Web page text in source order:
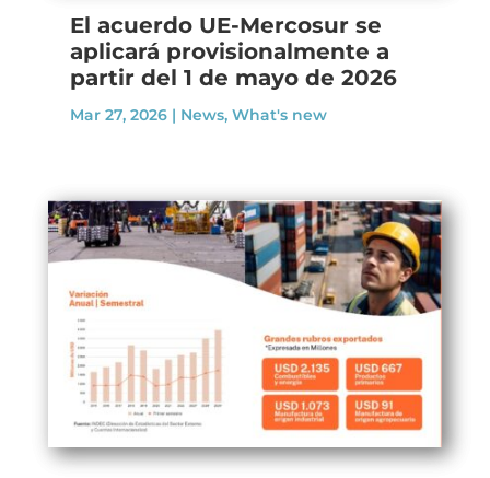
El acuerdo UE-Mercosur se
aplicará provisionalmente a
partir del 1 de mayo de 2026
Mar 27, 2026| News, What's new